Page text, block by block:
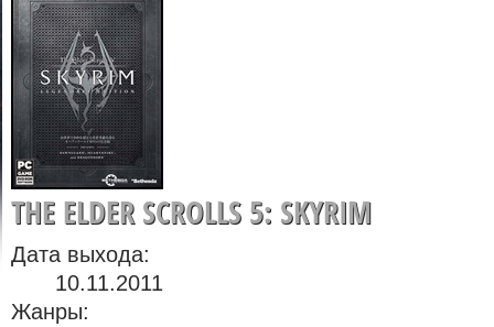
THE ELDER SCROLLS 5: SKYRIM
Дата выхода:
10.11.2011
Жанры: